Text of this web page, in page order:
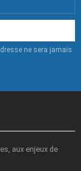
ne sera jamais
aux enjeux de